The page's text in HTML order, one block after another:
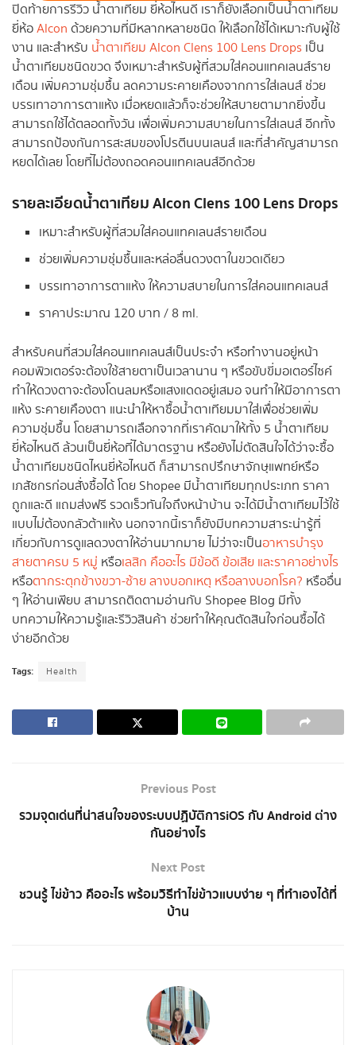
ปิดท้ายการรีวิว น้ำตาเทียม ยี่ห้อไหนดี เราก็ยังเลือกเป็นน้ำตาเทียม
ยี่ห้อAlcon ด้วยความที่มีหลากหลายชนิด ให้เลือกใช้ได้เหมาะกับผู้ใช้
งาน และสำหรับ น้ำตาเทียม Alcon Clens 100 Lens Drops เป็น
น้ำตาเทียมชนิดขวด จึงเหมาะสำหรับผู้ที่สวมใส่คอนแทคเลนส์ราย
เดือน เพิ่มความชุ่มชื้น ลดความระคายเคืองจากการใส่เลนส์ ช่วย
บรรเทาอาการตาแห้ง เมื่อหยดแล้วก็จะช่วยให้สบายตามากยิ่งขึ้น
สามารถใช้ได้ตลอดทั้งวัน เพื่อเพิ่มความสบายในการใส่เลนส์ อีกทั้ง
สามารถป้องกันการสะสมของโปรตีนบนเลนส์ และที่สำคัญสามารถ
หยดได้เลย โดยที่ไม่ต้องถอดคอนแทคเลนส์อีกด้วย
รายละเอียดน้ำตาเทียม Alcon Clens 100 Lens Drops
เหมาะสำหรับผู้ที่สวมใส่คอนแทคเลนส์รายเดือน
ช่วยเพิ่มความชุ่มชื้นและหล่อลื่นดวงตาในขวดเดียว
บรรเทาอาการตาแห้ง ให้ความสบายในการใส่คอนแทคเลนส์
ราคาประมาณ 120 บาท / 8 ml.
สำหรับคนที่สวมใส่คอนแทคเลนส์เป็นประจำ หรือทำงานอยู่หน้า
คอมพิวเตอร์จะต้องใช้สายตาเป็นเวลานาน ๆ หรือขับขี่มอเตอร์ไซค์
ทำให้ดวงตาจะต้องโดนลมหรือแสงแดดอยู่เสมอ จนทำให้มีอาการตา
แห้ง ระคายเคืองตา แนะนำให้หาซื้อน้ำตาเทียมมาใส่เพื่อช่วยเพิ่ม
ความชุ่มชื้น โดยสามารถเลือกจากที่เราคัดมาให้ทั้ง 5 น้ำตาเทียม
ยี่ห้อไหนดี ล้วนเป็นยี่ห้อที่ได้มาตรฐาน หรือยังไม่ตัดสินใจได้ว่าจะซื้อ
น้ำตาเทียมชนิดไหนยี่ห้อไหนดี ก็สามารถปรึกษาจักษุแพทย์หรือ
เภสัชกรก่อนสั่งซื้อได้ โดย Shopee มีน้ำตาเทียมทุกประเภท ราคา
ถูกและดี แถมส่งฟรี รวดเร็วทันใจถึงหน้าบ้าน จะได้มีน้ำตาเทียมไว้ใช้
แบบไม่ต้องกลัวต้าแห้ง นอกจากนี้เราก็ยังมีบทความสาระน่ารู้ที่
เกี่ยวกับการดูแลดวงตาให้อ่านมากมาย ไม่ว่าจะเป็นอาหารบำรุง
สายตาครบ 5 หมู่ หรือเลสิก คืออะไร มีข้อดี ข้อเสีย และราคาอย่างไร
หรือตากระตุกข้างขวา-ซ้าย ลางบอกเหตุ หรือลางบอกโรค? หรืออื่น
ๆ ให้อ่านเพียบ สามารถติดตามอ่านกับ Shopee Blog มีทั้ง
บทความให้ความรู้และรีวิวสินค้า ช่วยทำให้คุณตัดสินใจก่อนซื้อได้
ง่ายอีกด้วย
Tags: Health
Previous Post
รวมจุดเด่นที่น่าสนใจของระบบปฏิบัติการiOS กับ Android ต่าง
กันอย่างไร
Next Post
ชวนรู้ ไข่ข้าว คืออะไร พร้อมวิธีทำไข่ข้าวแบบง่าย ๆ ที่ทำเองได้ที่
บ้าน